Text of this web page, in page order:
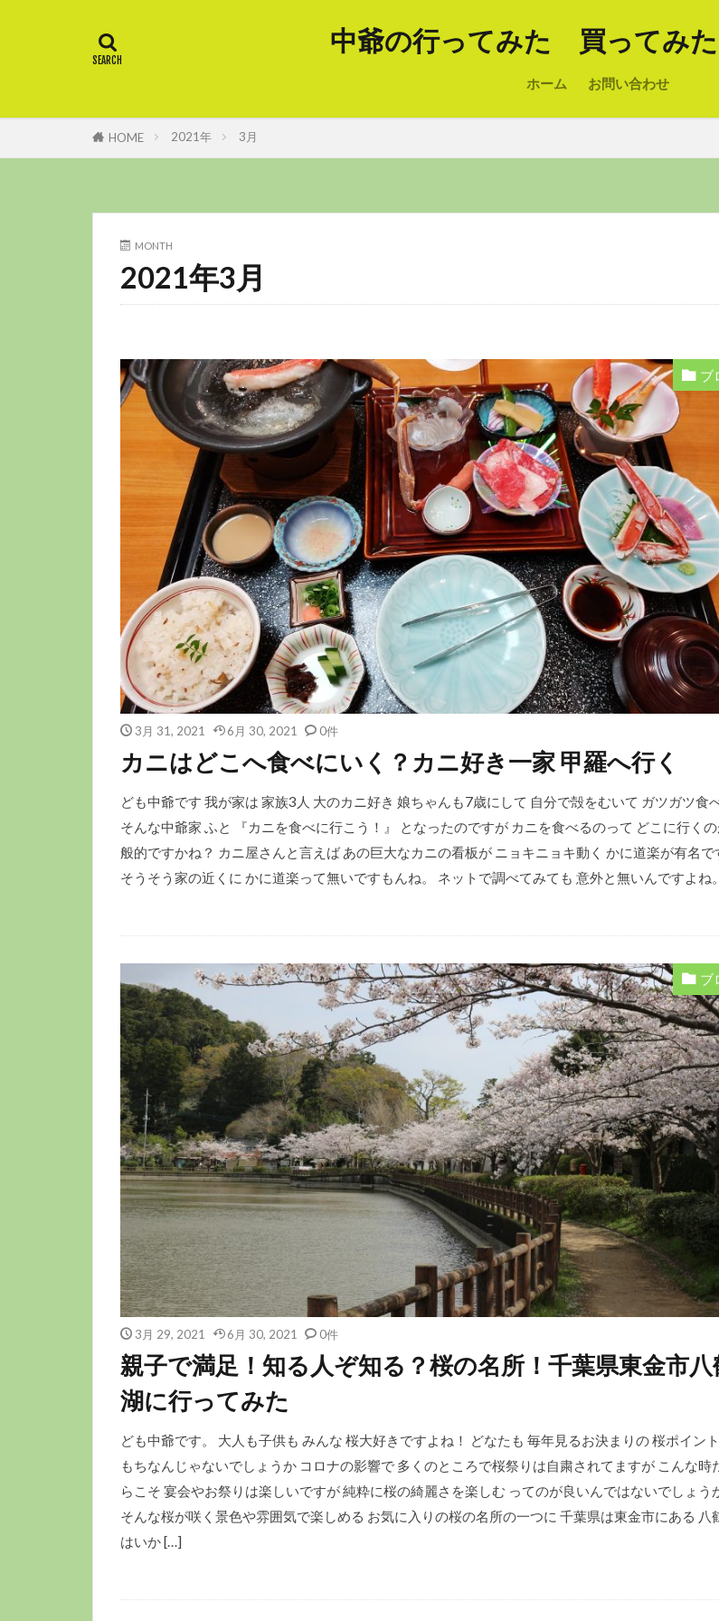
中爺の行ってみた 買ってみ
ホーム お問い合わせ
HOME 2021年 3月
MONTH
2021年3月
ブ
3月 31, 2021 6月 30, 2021 0件
カニはどこへ食べにいく？カニ好き一家 甲羅へ行く
ども中爺です 我が家は 家族3人 大のカニ好き 娘ちゃんも7歳にして 自分で殻をむいて ガツガツ食
そんな中爺家 ふと 『カニを食べに行こう！』 となったのですが カニを食べるのって どこに行く
般的ですかね？ カニ屋さんと言えば あの巨大なカニの看板が ニョキニョキ動く かに道楽が有名で
そうそう家の近くに かに道楽って無いですもんね。 ネットで調べてみても 意外と無いんですよね
ブ
3月 29, 2021 6月 30, 2021 0件
親子で満足！知る人ぞ知る？桜の名所！千葉県東金市八
湖に行ってみた
ども中爺です。 大人も子供も みんな 桜大好きですよね！ どなたも 毎年見るお決まりの 桜ポイン
もちなんじゃないでしょうか コロナの影響で 多くのところで桜祭りは自粛されてますが こんな時
らこそ 宴会やお祭りは楽しいですが 純粋に桜の綺麗さを楽しむ ってのが良いんではないでしょう
そんな桜が咲く景色や雰囲気で楽しめる お気に入りの桜の名所の一つに 千葉県は東金市にある 八
はいか […]